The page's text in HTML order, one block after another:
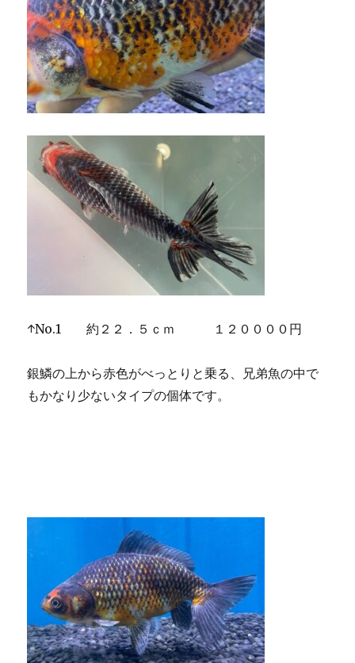
↑No.1 約２２．５ｃｍ １２００００円
銀鱗の上から赤色がべっとりと乗る、兄弟魚の中で
もかなり少ないタイプの個体です。